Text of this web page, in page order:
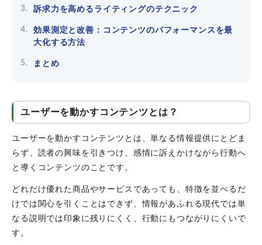
訴求力を高めるライティングのテクニック
効果測定と改善：コンテンツのパフォーマンスを最
大化する方法
まとめ
ユーザーを動かすコンテンツとは？
ユーザーを動かすコンテンツとは、単なる情報提供にとどま
らず、読者の興味を引きつけ、感情に訴えかけながら行動へ
と導くコンテンツのことです。
どれだけ優れた商品やサービスであっても、特徴を並べるだ
けでは関心を引くことはできず、情報があふれる現代では単
なる説明では印象に残りにくく、行動にもつながりにくいで
す。